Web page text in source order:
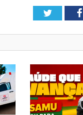
Twitter